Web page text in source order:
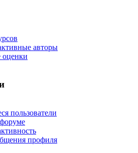
авторы
оценки
пользователи
профиля